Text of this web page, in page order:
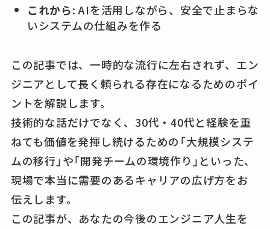
これから: AIを活用しながら、安全で止まらな
いシステムの仕組みを作る
この記事では、一時的な流行に左右されず、エン
ジニアとして長く頼られる存在になるためのポイ
ントを解説します。
技術的な話だけでなく、30代・40代と経験を重
ねても価値を発揮し続けるための「大規模システ
ムの移行」や「開発チームの環境作り」といった、
現場で本当に需要のあるキャリアの広げ方をお
伝えします。
この記事が、あなたの今後のエンジニア人生を